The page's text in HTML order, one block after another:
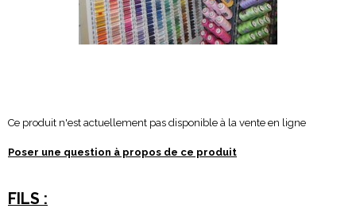
Ce produit n'est actuellement pas disponible à la vente en ligne
Poser une question à propos de ce produit
FILS :